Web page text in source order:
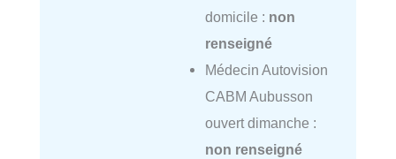
domicile : non
renseigné
Médecin Autovision
CABM Aubusson
ouvert dimanche :
non renseigné